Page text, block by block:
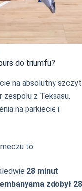
do triumfu?
na absolutny szczyt
zespołu z Teksasu.
na parkiecie i
to:
28 minut
zdobył 28